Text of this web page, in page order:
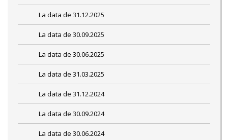
La data de 31.12.2025
La data de 30.09.2025
La data de 30.06.2025
La data de 31.03.2025
La data de 31.12.2024
La data de 30.09.2024
La data de 30.06.2024